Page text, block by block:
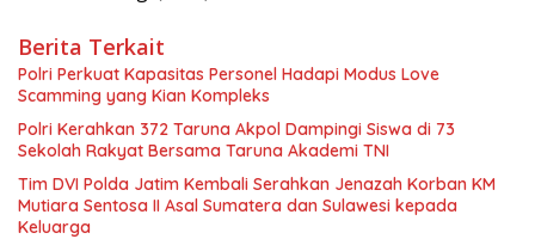
Berita Terkait
Polri Perkuat Kapasitas Personel Hadapi Modus Love
Scamming yang Kian Kompleks
Polri Kerahkan 372 Taruna Akpol Dampingi Siswa di 73
Sekolah Rakyat Bersama Taruna Akademi TNI
Tim DVI Polda Jatim Kembali Serahkan Jenazah Korban KM
Mutiara Sentosa II Asal Sumatera dan Sulawesi kepada
Keluarga